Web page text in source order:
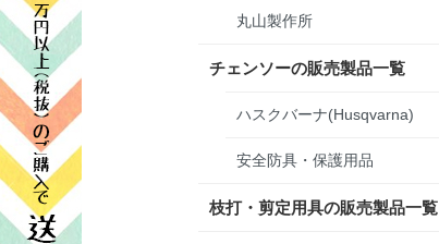
丸山製作所
チェンソーの販売製品一覧
ハスクバーナ(Husqvarna)
安全防具・保護用品
枝打・剪定用具の販売製品一覧